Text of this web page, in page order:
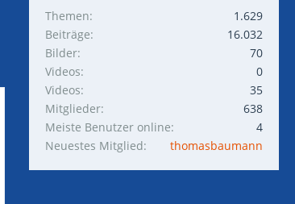
Themen
1.629
Beiträge
16.032
Bilder
70
Videos
0
Videos
35
Mitglieder
638
Meiste Benutzer online
4
Neuestes Mitglied
thomasbaumann